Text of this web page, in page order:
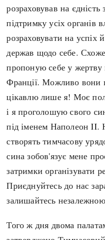
розраховував на
підтримку усіх органів
розраховувати на успіх
держав щодо себе.
пропоную себе у
Франції. Можливо вони
цікавлю лише я! Моє
і я проголошую свого
під іменем Наполеон II.
створять тимчасову
сина зобов'язує мене
затримки організувати
Приєднуйтесь до нас
залишайтесь
Того ж дня двома